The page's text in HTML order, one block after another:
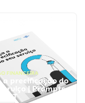
FINANCEIRA
a precificação do
serviço | Prompts